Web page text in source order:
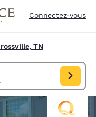
Connectez-vous
TN
US. Date d’arrivée aoû 11,